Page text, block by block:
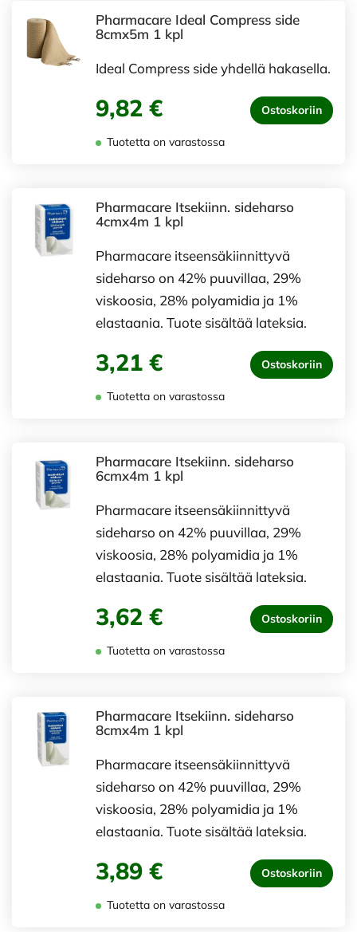
Pharmacare Ideal Compress side
8cmx5m 1 kpl
Ideal Compress side yhdellä hakasella.
9,82 € Ostoskoriin
Tuotetta on varastossa
Pharmacare Itsekiinn. sideharso
4cmx4m 1 kpl
Pharmacare itseensäkiinnittyvä
sideharso on 42% puuvillaa, 29%
viskoosia, 28% polyamidia ja 1%
elastaania. Tuote sisältää lateksia.
3,21 € Ostoskoriin
Tuotetta on varastossa
Pharmacare Itsekiinn. sideharso
6cmx4m 1 kpl
Pharmacare itseensäkiinnittyvä
sideharso on 42% puuvillaa, 29%
viskoosia, 28% polyamidia ja 1%
elastaania. Tuote sisältää lateksia.
3,62 € Ostoskoriin
Tuotetta on varastossa
Pharmacare Itsekiinn. sideharso
8cmx4m 1 kpl
Pharmacare itseensäkiinnittyvä
sideharso on 42% puuvillaa, 29%
viskoosia, 28% polyamidia ja 1%
elastaania. Tuote sisältää lateksia.
3,89 € Ostoskoriin
Tuotetta on varastossa